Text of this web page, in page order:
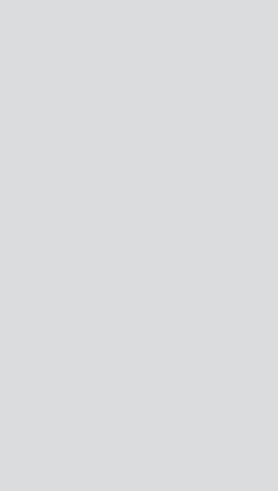
IL N'Y A
VOTRE